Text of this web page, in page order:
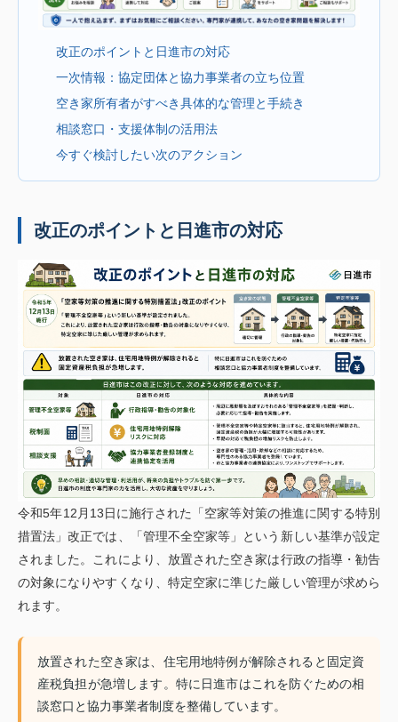
改正のポイントと日進市の対応
一次情報：協定団体と協力事業者の立ち位置
空き家所有者がすべき具体的な管理と手続き
相談窓口・支援体制の活用法
今すぐ検討したい次のアクション
改正のポイントと日進市の対応
令和5年12月13日に施行された「空家等対策の推進に関する特別
措置法」改正では、「管理不全空家等」という新しい基準が設定
されました。これにより、放置された空き家は行政の指導・勧告
の対象になりやすくなり、特定空家に準じた厳しい管理が求めら
れます。
放置された空き家は、住宅用地特例が解除されると固定資
産税負担が急増します。特に日進市はこれを防ぐための相
談窓口と協力事業者制度を整備しています。